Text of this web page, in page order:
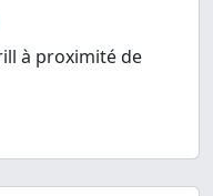
à proximité de